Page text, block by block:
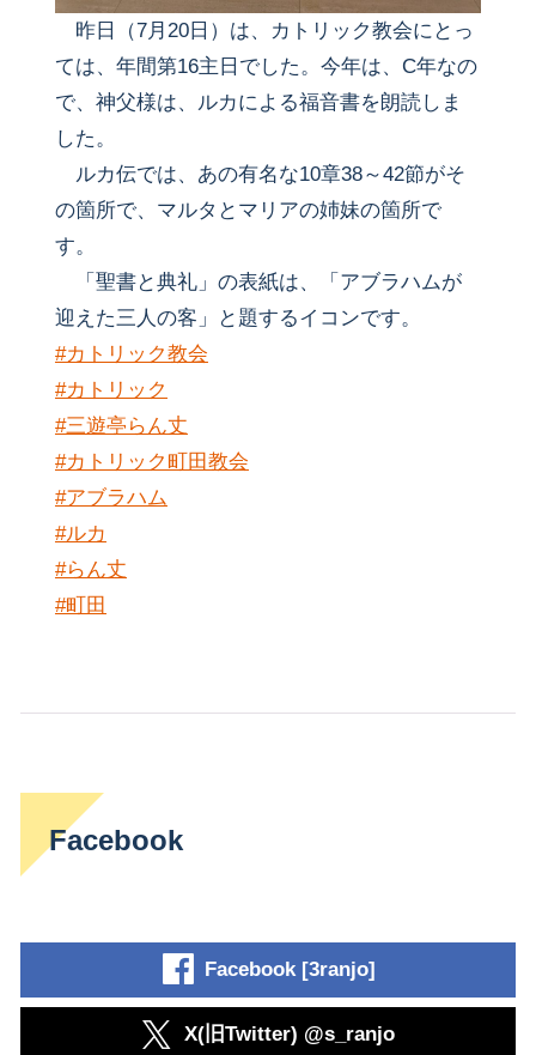
昨日（7月20日）は、カトリック教会にとっ
ては、年間第16主日でした。今年は、C年なの
で、神父様は、ルカによる福音書を朗読しま
した。
ルカ伝では、あの有名な10章38～42節がそ
の箇所で、マルタとマリアの姉妹の箇所で
す。
「聖書と典礼」の表紙は、「アブラハムが
迎えた三人の客」と題するイコンです。
#カトリック教会
#カトリック
#三遊亭らん丈
#カトリック町田教会
#アブラハム
#ルカ
#らん丈
#町田
Facebook
Facebook [3ranjo]
X(旧Twitter) @s_ranjo